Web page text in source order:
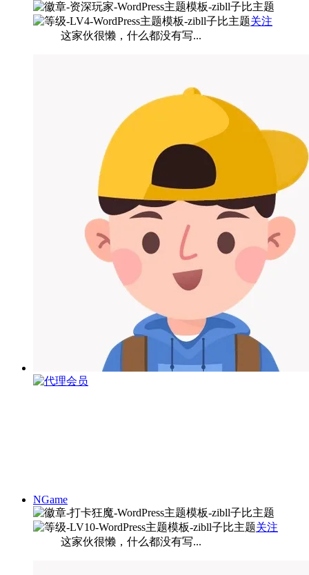
关注
这家伙很懒，什么都没有写...
NGame
关注
这家伙很懒，什么都没有写...